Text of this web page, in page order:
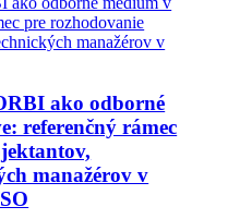
ako odborné
referenčný rámec
manažérov v